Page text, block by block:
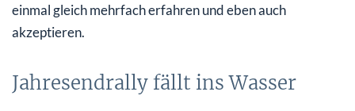
Insgesamt hat sich die Lage verbessert
einmal gleich mehrfach erfahren und eben auch
akzeptieren.
Jahresendrally fällt ins Wasser